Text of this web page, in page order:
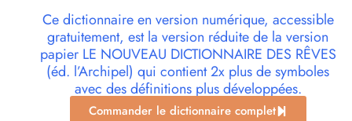
Ce dictionnaire en version numérique, accessible
gratuitement, est la version réduite de la version
papier LE NOUVEAU DICTIONNAIRE DES RÊVES
(éd. l’Archipel) qui contient 2x plus de symboles
avec des définitions plus développées.
Commander le dictionnaire complet